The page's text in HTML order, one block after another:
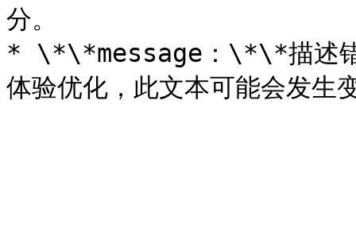
分。
* \*\*message：\*\*描述错